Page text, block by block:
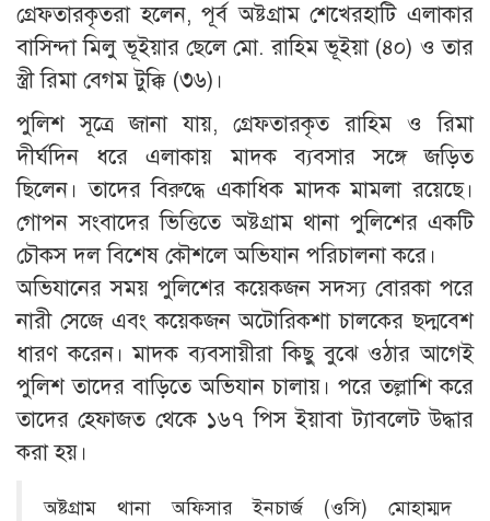
গ্রেফতারকৃতরা হলেন, পূর্ব অষ্টগ্রাম শেখেরহাটি এলাকার
বাসিন্দা মিলু ভূইয়ার ছেলে মো. রাহিম ভূইয়া (৪০) ও তার
স্ত্রী রিমা বেগম টুক্কি (৩৬)।
পুলিশ সূত্রে জানা যায়, গ্রেফতারকৃত রাহিম ও রিমা
দীর্ঘদিন ধরে এলাকায় মাদক ব্যবসার সঙ্গে জড়িত
ছিলেন। তাদের বিরুদ্ধে একাধিক মাদক মামলা রয়েছে।
গোপন সংবাদের ভিত্তিতে অষ্টগ্রাম থানা পুলিশের একটি
চৌকস দল বিশেষ কৌশলে অভিযান পরিচালনা করে।
অভিযানের সময় পুলিশের কয়েকজন সদস্য বোরকা পরে
নারী সেজে এবং কয়েকজন অটোরিকশা চালকের ছদ্মবেশ
ধারণ করেন। মাদক ব্যবসায়ীরা কিছু বুঝে ওঠার আগেই
পুলিশ তাদের বাড়িতে অভিযান চালায়। পরে তল্লাশি করে
তাদের হেফাজত থেকে ১৬৭ পিস ইয়াবা ট্যাবলেট উদ্ধার
করা হয়।
অষ্টগ্রাম থানা অফিসার ইনচার্জ (ওসি) মোহাম্মদ